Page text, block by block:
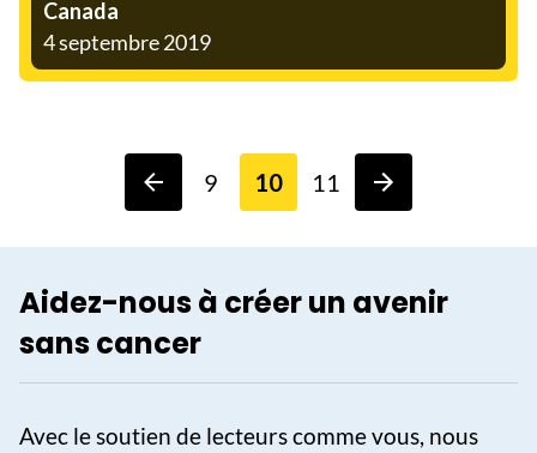
Canada
4 septembre 2019
9 10 11
Aidez-nous à créer un avenir
sans cancer
Avec le soutien de lecteurs comme vous, nous